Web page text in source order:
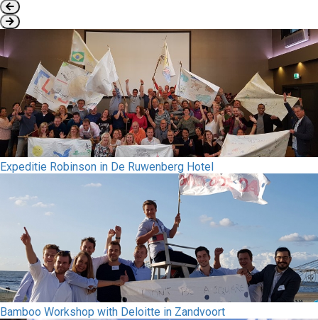
Expeditie Robinson in De Ruwenberg Hotel
Bamboo Workshop with Deloitte in Zandvoort